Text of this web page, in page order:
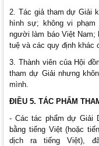
2. Tác giả tham dự Giải
hình sự; không vi
người làm báo Việt
tuệ và các quy định khác
3. Thành viên của Hội
tham dự Giải nhưng
mình.
ĐIỀU 5. TÁC PHẨM
- Các tác phẩm dự Giải
bằng tiếng Việt (hoặc
dịch ra tiếng Việt),